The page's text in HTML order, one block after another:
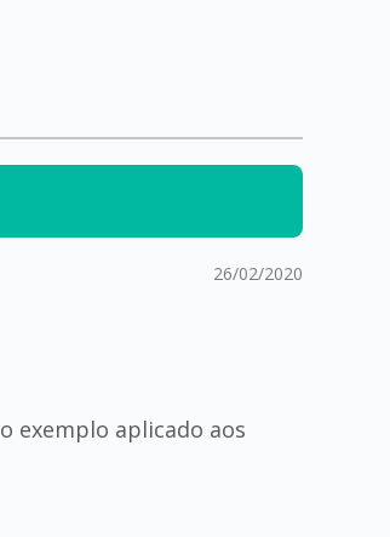
26/02/2020
exemplo aplicado aos